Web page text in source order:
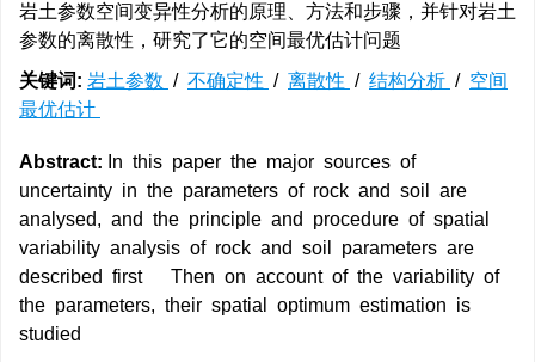
岩土参数空间变异性分析的原理、方法和步骤，并针对岩土
参数的离散性，研究了它的空间最优估计问题
关键词: 岩土参数 / 不确定性 / 离散性 / 结构分析 / 空间
最优估计
Abstract: In this paper the major sources of
uncertainty in the parameters of rock and soil are
analysed, and the principle and procedure of spatial
variability analysis of rock and soil parameters are
described first Then on account of the variability of
the parameters, their spatial optimum estimation is
studied